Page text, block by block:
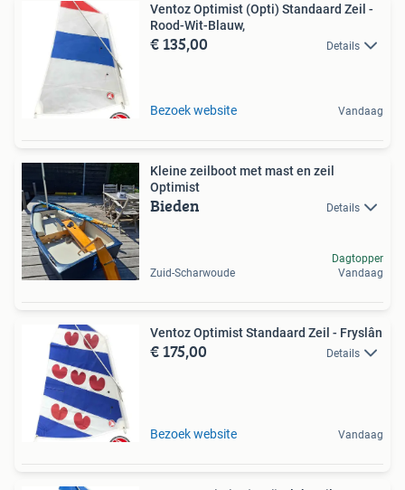
Ventoz Optimist (Opti) Standaard Zeil -
Rood-Wit-Blauw,
€ 135,00 Details
Bezoek website Vandaag
Kleine zeilboot met mast en zeil
Optimist
Bieden Details
Zuid-Scharwoude
Dagtopper
Vandaag
Ventoz Optimist Standaard Zeil - Fryslân
€ 175,00 Details
Bezoek website Vandaag